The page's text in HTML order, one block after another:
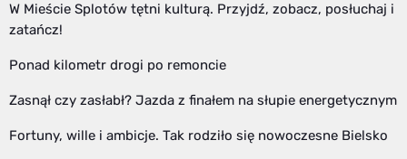
W Mieście Splotów tętni kulturą. Przyjdź, zobacz, posłuchaj i
zatańcz!
Ponad kilometr drogi po remoncie
Zasnął czy zasłabł? Jazda z finałem na słupie energetycznym
Fortuny, wille i ambicje. Tak rodziło się nowoczesne Bielsko